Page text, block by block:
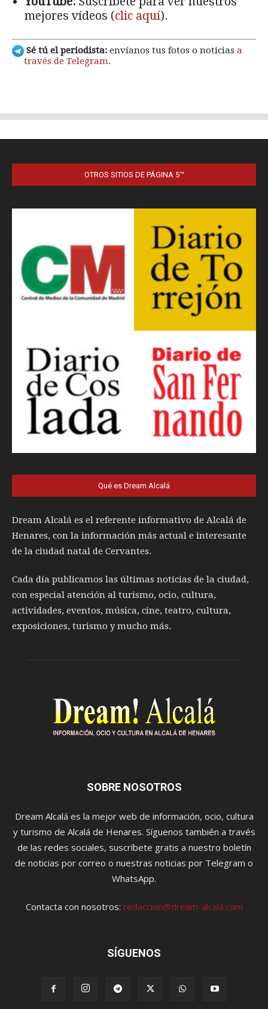
OTROS SITIOS DE PÁGINA 5™
Qué es Dream Alcalá
Dream Alcalá es el referente informativo de Alcalá de
Henares, con la información más actual e interesante
de la ciudad natal de Cervantes.
Cada día publicamos las últimas noticias de la ciudad,
con especial atención al turismo, ocio, cultura,
actividades, eventos, música, cine, teatro, cultura,
exposiciones, turismo y mucho más.
SOBRE NOSOTROS
Dream Alcalá es la mejor web de información, ocio, cultura
y turismo de Alcalá de Henares. Síguenos también a través
de las redes sociales, suscríbete gratis a nuestro boletín
de noticias por correo o nuestras noticias por Telegram o
WhatsApp.
Contacta con nosotros: redaccion@dream-alcala.com
SÍGUENOS